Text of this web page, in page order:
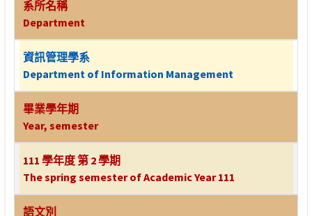
系所名稱
Department
資訊管理學系
Department of Information Management
畢業學年期
Year, semester
111 學年度 第 2 學期
The spring semester of Academic Year 111
語文別